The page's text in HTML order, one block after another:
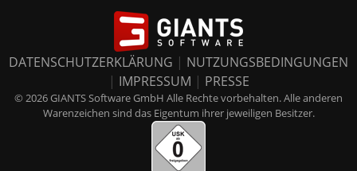
DATENSCHUTZERKLÄRUNG | NUTZUNGSBEDINGUNGEN
| IMPRESSUM | PRESSE
© 2026 GIANTS Software GmbH Alle Rechte vorbehalten. Alle anderen
Warenzeichen sind das Eigentum ihrer jeweiligen Besitzer.